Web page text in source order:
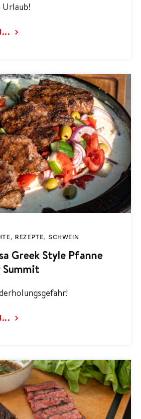
REZEPTE SCHWEIN
Greek Style Pfanne
Summit